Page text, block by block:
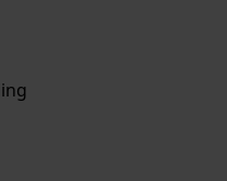
aantal zoektips.
aantal zoektips.